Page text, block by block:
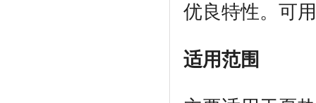
优良特性。可
适用范围